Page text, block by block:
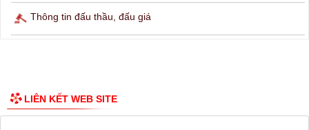
Thông tin đấu thầu, đấu giá
LIÊN KẾT WEB SITE